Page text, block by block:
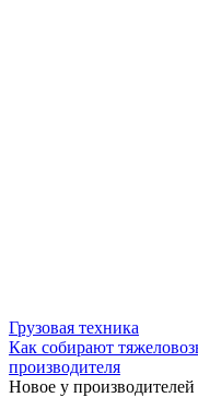
Грузовая техника
Как собирают
производителя
Новое у производителей